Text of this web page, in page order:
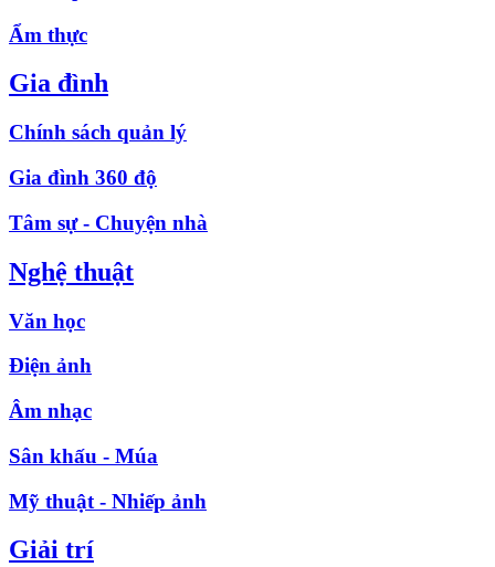
Ẩm thực
Gia đình
Chính sách quản lý
Gia đình 360 độ
Tâm sự - Chuyện nhà
Nghệ thuật
Văn học
Điện ảnh
Âm nhạc
Sân khấu - Múa
Mỹ thuật - Nhiếp ảnh
Giải trí